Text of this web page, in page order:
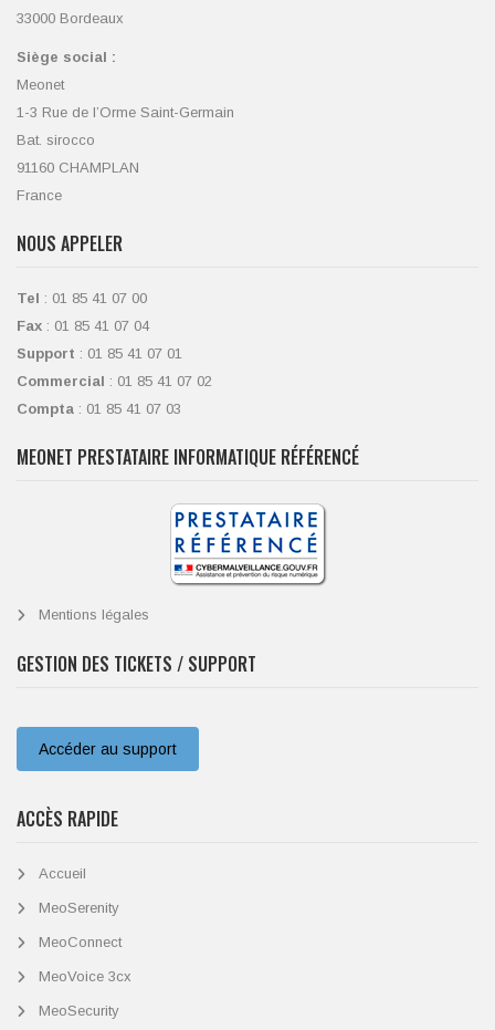
33000 Bordeaux
Siège social :
Meonet
1-3 Rue de l’Orme Saint-Germain
Bat. sirocco
91160 CHAMPLAN
France
NOUS APPELER
Tel : 01 85 41 07 00
Fax : 01 85 41 07 04
Support : 01 85 41 07 01
Commercial : 01 85 41 07 02
Compta : 01 85 41 07 03
MEONET PRESTATAIRE INFORMATIQUE RÉFÉRENCÉ
Mentions légales
GESTION DES TICKETS / SUPPORT
Accéder au support
ACCÈS RAPIDE
Accueil
MeoSerenity
MeoConnect
MeoVoice 3cx
MeoSecurity